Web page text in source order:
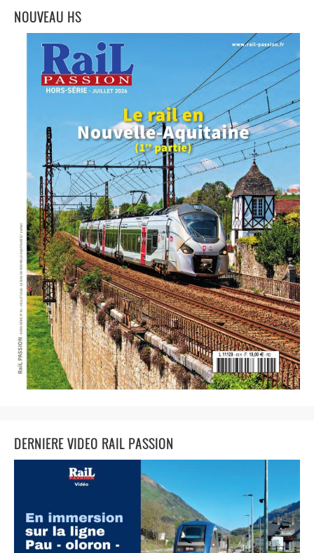
NOUVEAU HS
DERNIERE VIDEO RAIL PASSION